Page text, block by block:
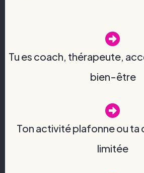
Tu es coach, thérapeute,
bien-être
Ton activité plafonne ou ta
limitée